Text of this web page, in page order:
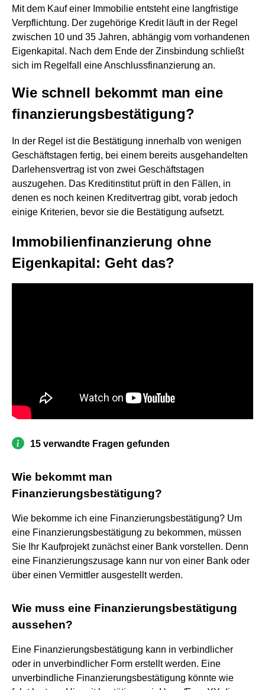
Mit dem Kauf einer Immobilie entsteht eine langfristige
Verpflichtung. Der zugehörige Kredit läuft in der Regel
zwischen 10 und 35 Jahren, abhängig vom vorhandenen
Eigenkapital. Nach dem Ende der Zinsbindung schließt
sich im Regelfall eine Anschlussfinanzierung an.
Wie schnell bekommt man eine
finanzierungsbestätigung?
In der Regel ist die Bestätigung innerhalb von wenigen
Geschäftstagen fertig, bei einem bereits ausgehandelten
Darlehensvertrag ist von zwei Geschäftstagen
auszugehen. Das Kreditinstitut prüft in den Fällen, in
denen es noch keinen Kreditvertrag gibt, vorab jedoch
einige Kriterien, bevor sie die Bestätigung aufsetzt.
Immobilienfinanzierung ohne
Eigenkapital: Geht das?
15 verwandte Fragen gefunden
Wie bekommt man
Finanzierungsbestätigung?
Wie bekomme ich eine Finanzierungsbestätigung? Um
eine Finanzierungsbestätigung zu bekommen, müssen
Sie Ihr Kaufprojekt zunächst einer Bank vorstellen. Denn
eine Finanzierungszusage kann nur von einer Bank oder
über einen Vermittler ausgestellt werden.
Wie muss eine Finanzierungsbestätigung
aussehen?
Eine Finanzierungsbestätigung kann in verbindlicher
oder in unverbindlicher Form erstellt werden. Eine
unverbindliche Finanzierungsbestätigung könnte wie